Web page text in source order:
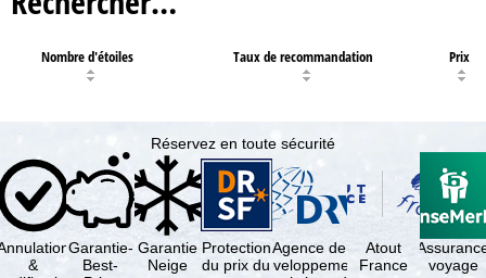
Nombre d'étoiles Taux de recommandation Prix
Réservez en toute sécurité
&
Garantie-
Best-
Garantie
Neige
Protection
du prix du
Agence de
développement
Atout
France
voyage